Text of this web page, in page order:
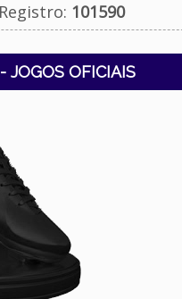
101590
JOGOS OFICIAIS